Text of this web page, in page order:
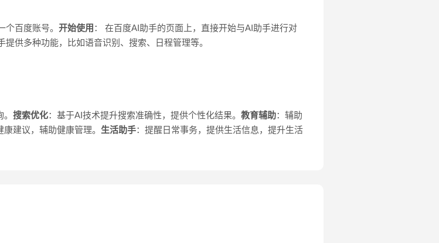
个百度账号。 开始使用 ： 在百度AI助手的页面上，直接开始与AI助手进行对
提供多种功能，比如语音识别、搜索、日程管理等。
搜索优化：基于AI技术提升搜索准确性，提供个性化结果。 教育辅助：辅助
康建议，辅助健康管理。 生活助手：提醒日常事务，提供生活信息，提升生活